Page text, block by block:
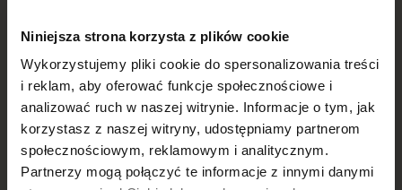
Niniejsza strona korzysta z plików cookie
Wykorzystujemy pliki cookie do spersonalizowania treści
i reklam, aby oferować funkcje społecznościowe i
analizować ruch w naszej witrynie. Informacje o tym, jak
korzystasz z naszej witryny, udostępniamy partnerom
społecznościowym, reklamowym i analitycznym.
Partnerzy mogą połączyć te informacje z innymi danymi
Twoje kino
dokumentalne online
Nowe festiwalowe filmy
każdego tygodnia
Portal DAFilms.pl powstał w wyniku inicjatywy Doc Alliance, kreatywnej